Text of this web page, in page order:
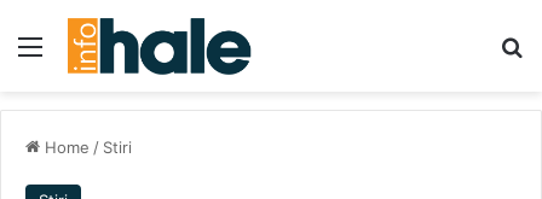
Menu
Home / Stiri